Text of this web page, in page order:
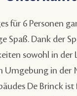
für 6 Personen
Spaß. Dank der
sowohl in der
Umgebung in der
De Brinck